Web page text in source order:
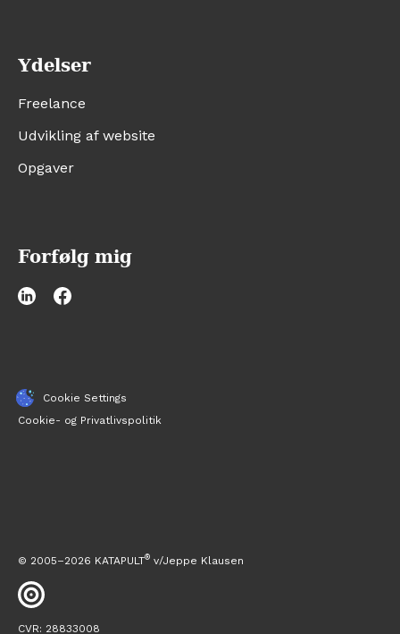
Ydelser
Freelance
Udvikling af website
Opgaver
Forfølg mig
Cookie- og Privatlivspolitik
Cookie Settings
© 2005–2026 KATAPULT® v/Jeppe Klausen
CVR: 28833008